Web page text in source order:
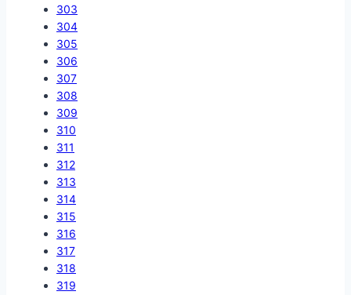
303
304
305
306
307
308
309
310
311
312
313
314
315
316
317
318
319